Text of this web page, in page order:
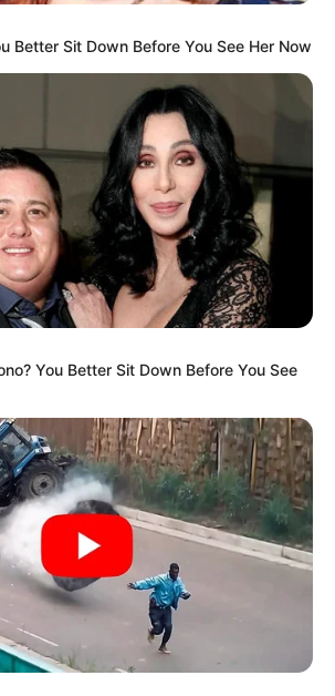
Better Sit Down Before You See Her Now
You Better Sit Down Before You See